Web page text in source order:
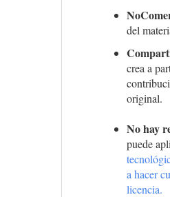
del
crea a
original.
No hay
puede
a hacer
licencia.